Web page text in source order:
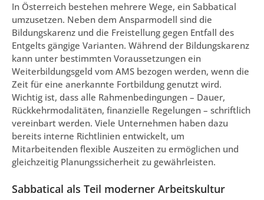
In Österreich bestehen mehrere Wege, ein Sabbatical
umzusetzen. Neben dem Ansparmodell sind die
Bildungskarenz und die Freistellung gegen Entfall des
Entgelts gängige Varianten. Während der Bildungskarenz
kann unter bestimmten Voraussetzungen ein
Weiterbildungsgeld vom AMS bezogen werden, wenn die
Zeit für eine anerkannte Fortbildung genutzt wird.
Wichtig ist, dass alle Rahmenbedingungen – Dauer,
Rückkehrmodalitäten, finanzielle Regelungen – schriftlich
vereinbart werden. Viele Unternehmen haben dazu
bereits interne Richtlinien entwickelt, um
Mitarbeitenden flexible Auszeiten zu ermöglichen und
gleichzeitig Planungssicherheit zu gewährleisten.
Sabbatical als Teil moderner Arbeitskultur